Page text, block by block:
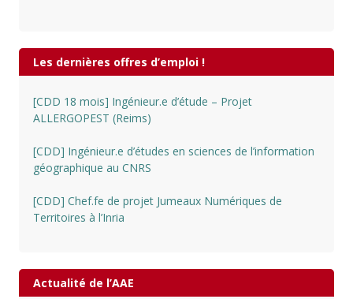
Les dernières offres d’emploi !
[CDD 18 mois] Ingénieur.e d’étude – Projet
ALLERGOPEST (Reims)
[CDD] Ingénieur.e d’études en sciences de l’information
géographique au CNRS
[CDD] Chef.fe de projet Jumeaux Numériques de
Territoires à l’Inria
Actualité de l’AAE